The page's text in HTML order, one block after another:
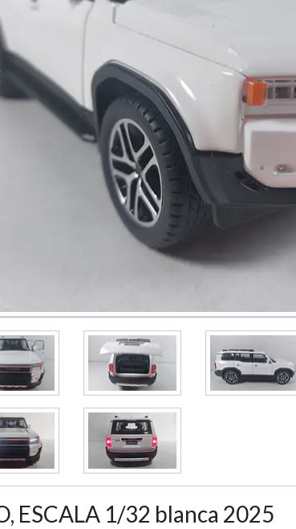
ESCALA 1/32 blanca 2025